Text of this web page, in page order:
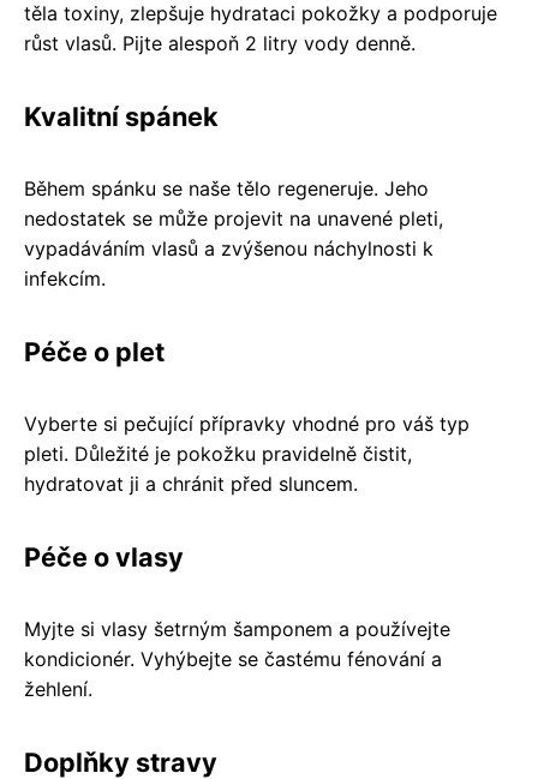
těla toxiny, zlepšuje hydrataci pokožky a podporuje
růst vlasů. Pijte alespoň 2 litry vody denně.
Kvalitní spánek
Během spánku se naše tělo regeneruje. Jeho
nedostatek se může projevit na unavené pleti,
vypadáváním vlasů a zvýšenou náchylnosti k
infekcím.
Péče o plet
Vyberte si pečující přípravky vhodné pro váš typ
pleti. Důležité je pokožku pravidelně čistit,
hydratovat ji a chránit před sluncem.
Péče o vlasy
Myjte si vlasy šetrným šamponem a používejte
kondicionér. Vyhýbejte se častému fénování a
žehlení.
Doplňky stravy